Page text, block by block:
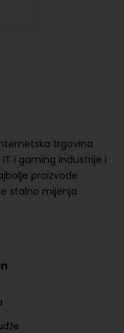
trgovina
i gaming industrije i
proizvode
stalno mijenja.